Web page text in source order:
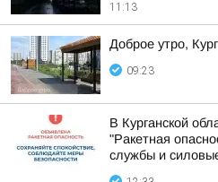
11:13
Доброе утро,
09:23
В Курганской
"Ракетная
службы и